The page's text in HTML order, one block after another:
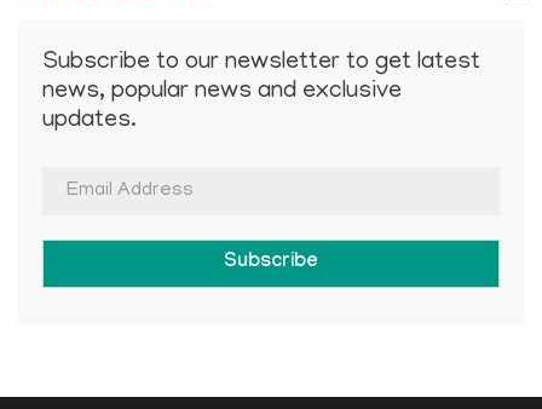
Subscribe to our newsletter to get latest
news, popular news and exclusive
updates.
Subscribe